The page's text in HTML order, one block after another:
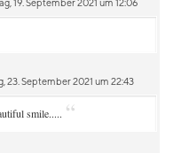
23. September 2021 um 22:43
smile..... “